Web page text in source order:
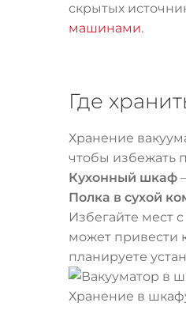
скрытых
машинами.
Где
Хранение
чтобы избежать
Кухонный шкаф
Полка в сухой
Избегайте мест
может привести
планируете
Хранение в